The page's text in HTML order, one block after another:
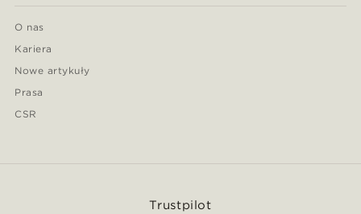
O nas
Kariera
Nowe artykuły
Prasa
CSR
Trustpilot